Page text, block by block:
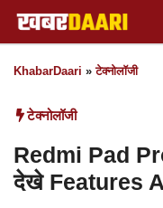
Skip
to
content
KhabarDaari »टेक्नोलॉजी
टेक्नोलॉजी
Redmi Pad
देखे Features